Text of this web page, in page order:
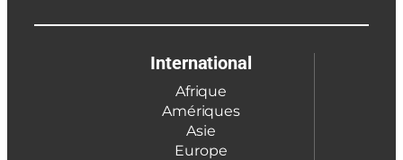
International
Afrique
Amériques
Asie
Europe